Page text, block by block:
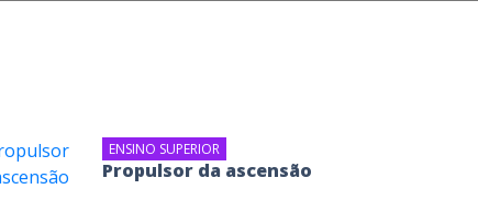
ENSINO SUPERIOR
Propulsor da ascensão